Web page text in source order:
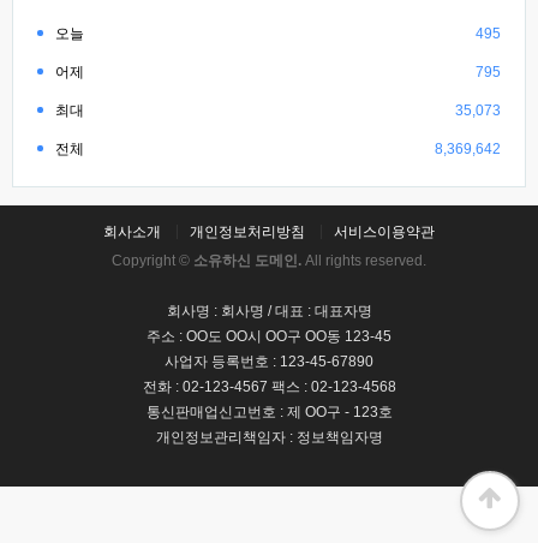
오늘 495
어제 795
최대 35,073
전체 8,369,642
회사소개 개인정보처리방침
서비스이용약관
Copyright © 소유하신 도메인. All rights reserved.
회사명 : 회사명 / 대표 : 대표자명
주소 : OO도 OO시 OO구 OO동 123-45
사업자 등록번호 : 123-45-67890
전화 : 02-123-4567 팩스 : 02-123-4568
통신판매업신고번호 : 제 OO구 - 123호
개인정보관리책임자 : 정보책임자명